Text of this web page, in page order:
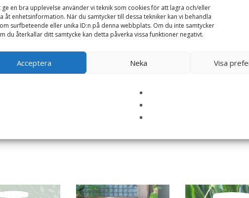
ge en bra upplevelse använder vi teknik som cookies för att lagra och/eller
åt enhetsinformation. När du samtycker till dessa tekniker kan vi behandla
surfbeteende eller unika ID:n på denna webbplats. Om du inte samtycker
du återkallar ditt samtycke kan detta påverka vissa funktioner negativt.
Acceptera Neka Visa
i denna webbläsare till nästa gång jag skriver en kommentar.